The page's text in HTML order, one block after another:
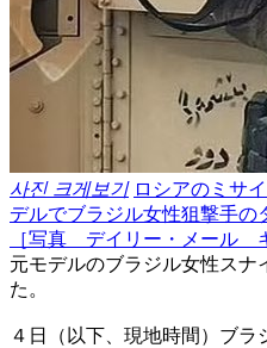
사진 크게보기 ロシアのミサ
デルでブラジル女性狙撃手の
［写真 デイリー・メール
元モデルのブラジル女性スナ
た。
４日（以下、現地時間）ブ